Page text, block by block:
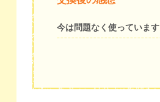
今は問題なく使っています